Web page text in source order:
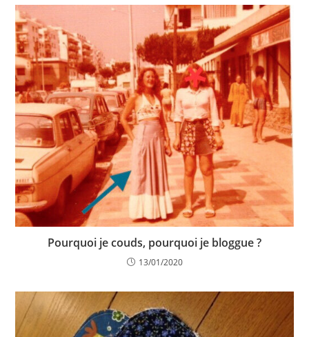
Pourquoi je couds, pourquoi je bloggue ?
13/01/2020